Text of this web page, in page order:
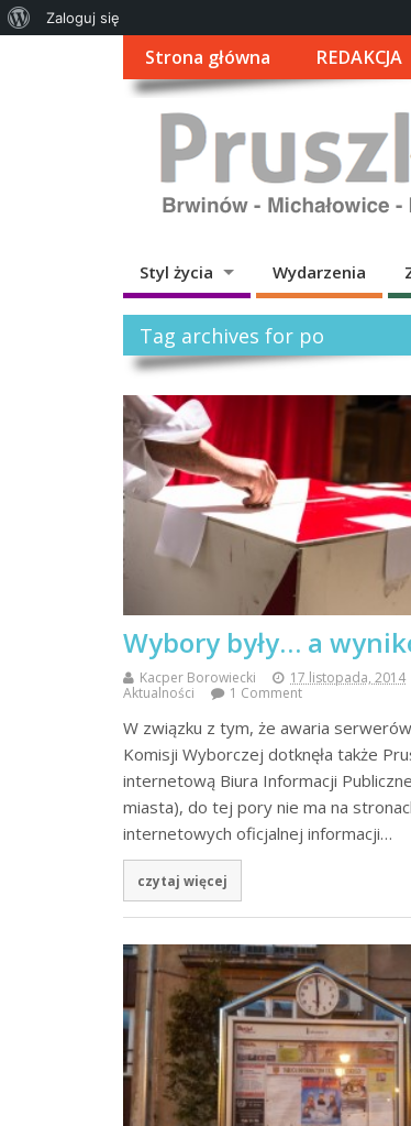
Strona główna REDAKCJA
Styl życia Wydarzenia
Tag archives for po
Wybory były… a
Kacper Borowiecki
17 listopada, 2014
Aktualności
1 Comment
W związku z tym, że awaria
Komisji Wyborczej dotknęła także
internetową Biura Informacji
miasta), do tej pory nie ma na
internetowych oficjalnej informacji…
czytaj więcej
Zaloguj się